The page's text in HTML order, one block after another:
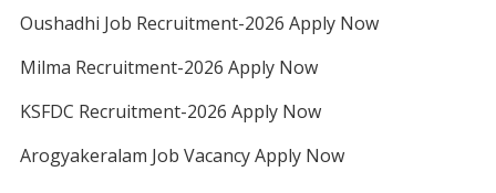
Oushadhi Job Recruitment-2026 Apply Now
Milma Recruitment-2026 Apply Now
KSFDC Recruitment-2026 Apply Now
Arogyakeralam Job Vacancy Apply Now